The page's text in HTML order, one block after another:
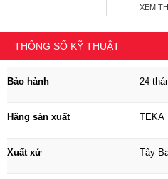
số nhiệt độ, thời gian còn lại
gian hoạt động (từ 01 đến
hoặc nguồn điện bị cắt giúp
mái cho việc đưa vào hoặc lấy
XEM
THÔNG SỐ KỸ THUẬT
Bảo hành 24
Hãng sản xuất TEKA
Xuất xứ Tây